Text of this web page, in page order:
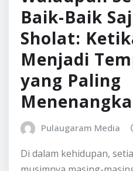
BERITA LOKAL
Walaupun
Baik-Baik
Sholat:
Menjadi
yang Paling